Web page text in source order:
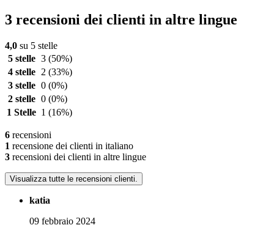
3 recensioni dei clienti in altre lingue
4,0 su 5 stelle
5 stelle 3 (50%)
4 stelle
2 (33%)
3 stelle 0 (0%)
2 stelle 0 (0%)
1 Stelle 1 (16%)
6 recensioni
1 recensione dei clienti in italiano
3 recensioni dei clienti in altre lingue
Visualizza tutte le recensioni clienti.
katia
09 febbraio 2024